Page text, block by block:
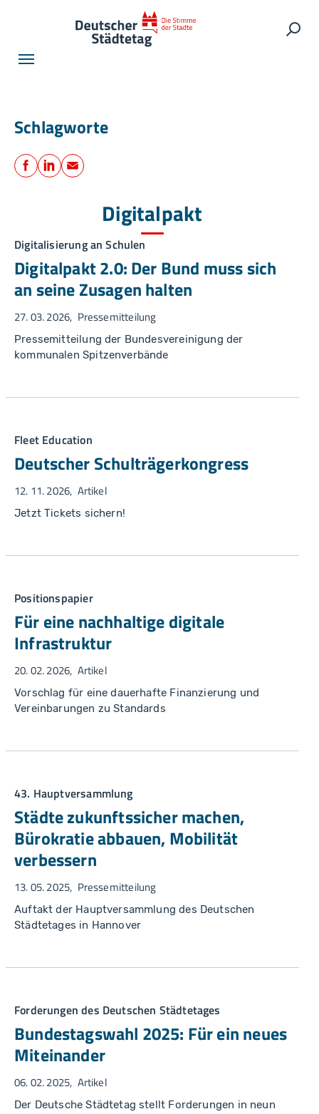
Schlagworte
Teilen
Facebook
LinkedIn
E-Mail
Digitalpakt
Digitalisierung an Schulen
Digitalpakt 2.0: Der Bund muss sich
an seine Zusagen halten
27. 03. 2026 Pressemitteilung
Pressemitteilung der Bundesvereinigung der
kommunalen Spitzenverbände
Fleet Education
Deutscher Schulträgerkongress
12. 11. 2026 Artikel
Jetzt Tickets sichern!
Positionspapier
Für eine nachhaltige digitale
Infrastruktur
20. 02. 2026 Artikel
Vorschlag für eine dauerhafte Finanzierung und
Vereinbarungen zu Standards
43. Hauptversammlung
Städte zukunftssicher machen,
Bürokratie abbauen, Mobilität
verbessern
13. 05. 2025 Pressemitteilung
Auftakt der Hauptversammlung des Deutschen
Städtetages in Hannover
Forderungen des Deutschen Städtetages
Bundestagswahl 2025: Für ein neues
Miteinander
06. 02. 2025 Artikel
Der Deutsche Städtetag stellt Forderungen in neun